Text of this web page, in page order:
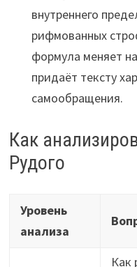
внутреннего
рифмованных
формула меняет
придаёт тексту
самообращения.
Как
Рудого
Уровень
анализа
Как